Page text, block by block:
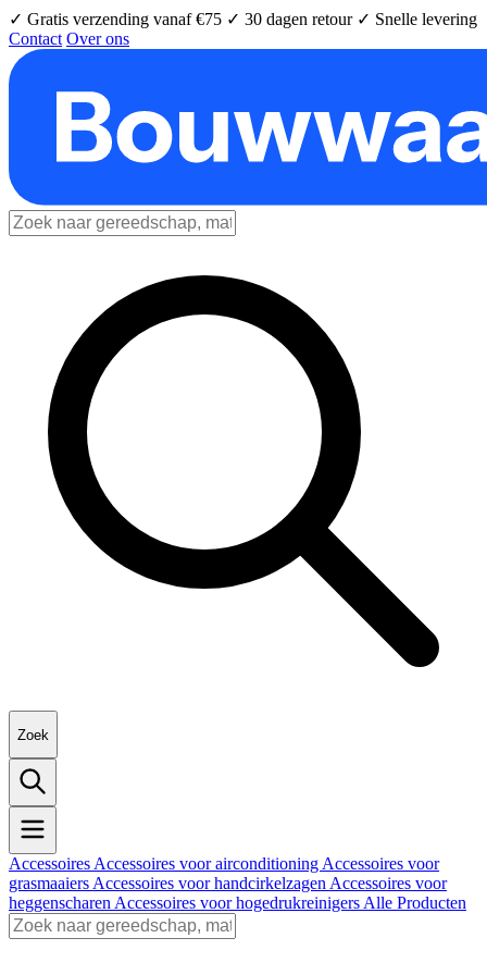
✓ Gratis verzending vanaf €75 ✓ 30 dagen retour ✓ Snelle levering
Contact Over ons
Zoek
Accessoires Accessoires voor airconditioning Accessoires voor
grasmaaiers Accessoires voor handcirkelzagen Accessoires voor
heggenscharen Accessoires voor hogedrukreinigers Alle Producten